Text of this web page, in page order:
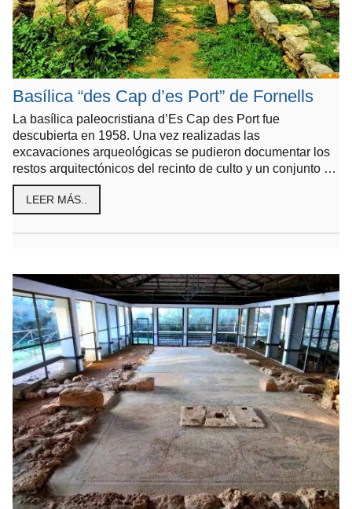
Basílica “des Cap d’es Port” de Fornells
La basílica paleocristiana d’Es Cap des Port fue
descubierta en 1958. Una vez realizadas las
excavaciones arqueológicas se pudieron documentar los
restos arquitectónicos del recinto de culto y un conjunto …
LEER MÁS..